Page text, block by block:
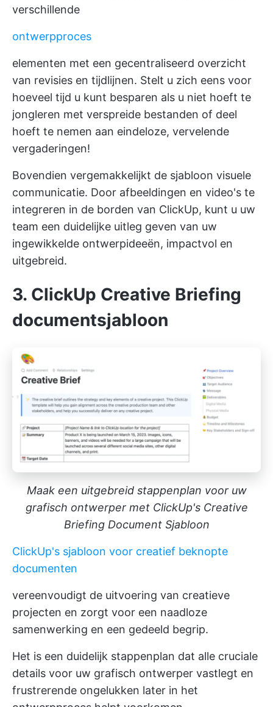
verschillende
ontwerpproces
elementen met een gecentraliseerd overzicht
van revisies en tijdlijnen. Stelt u zich eens voor
hoeveel tijd u kunt besparen als u niet hoeft te
jongleren met verspreide bestanden of deel
hoeft te nemen aan eindeloze, vervelende
vergaderingen!
Bovendien vergemakkelijkt de sjabloon visuele
communicatie. Door afbeeldingen en video's te
integreren in de borden van ClickUp, kunt u uw
team een duidelijke uitleg geven van uw
ingewikkelde ontwerpideeën, impactvol en
uitgebreid.
3. ClickUp Creative Briefing
documentsjabloon
Maak een uitgebreid stappenplan voor uw
grafisch ontwerper met ClickUp's Creative
Briefing Document Sjabloon
ClickUp's sjabloon voor creatief beknopte
documenten
vereenvoudigt de uitvoering van creatieve
projecten en zorgt voor een naadloze
samenwerking en een gedeeld begrip.
Het is een duidelijk stappenplan dat alle cruciale
details voor uw grafisch ontwerper vastlegt en
frustrerende ongelukken later in het